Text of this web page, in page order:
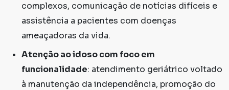
complexos, comunicação de notícias difíceis e
assistência a pacientes com doenças
ameaçadoras da vida.
Atenção ao idoso com foco em
funcionalidade: atendimento geriátrico voltado
à manutenção da independência, promoção do